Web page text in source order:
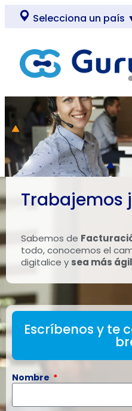
Selecciona un país
Trabajemos
Sabemos de
todo, conocemos el
digitalice y sea más
Escríbenos y te
Nombre